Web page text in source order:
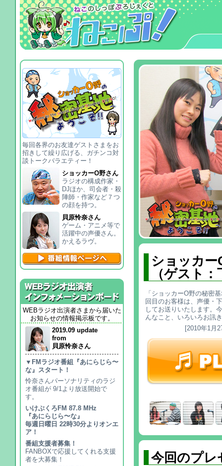
ショッカー
（ゲスト
「ショッカーO野の秘密
回目のお客様は、声優・
してお送りいたします。
んなこと、いろいろお訊
[2010年1月
今回のプレ
毎回各界のお友達ゲストさまをお
招きして繰り広げる、ガチンコ対
談トークバラエティー！
ショッカーO野さん
ラジオの構成作家・
DJほか、司会者・殺
陣師・作家など７つ
の顔を持つ。
貝原怜奈さん
ゲーム・アニメ等で
活躍中の声優さん。
かえるラヴ。
WEBラジオ出演者さまから届いた
お知らせの情報掲示板です。
2019.09 update
from
貝原怜奈さん
▼FMラジオ番組『あにらじら〜
な』スタート！
怜奈さんパーソナリティのラジ
オ番組が 9/1より放送開始で
す。
いけぶくろFM 87.8 MHz
『あにらじら〜な』
毎週日曜日 22時30分よりオンエ
ア！
番組支援者募集！
FANBOXで応援してくれる支援
者を大募集！